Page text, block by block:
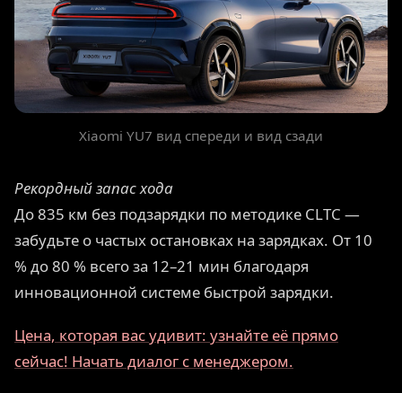
Xiaomi YU7 вид спереди и вид сзади
Рекордный запас хода
До 835 км без подзарядки по методике CLTC —
забудьте о частых остановках на зарядках. От 10
% до 80 % всего за 12–21 мин благодаря
инновационной системе быстрой зарядки.
Цена, которая вас удивит: узнайте её прямо
сейчас! Начать диалог с менеджером.